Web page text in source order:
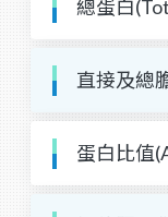
總蛋白
直接及總
蛋白比值